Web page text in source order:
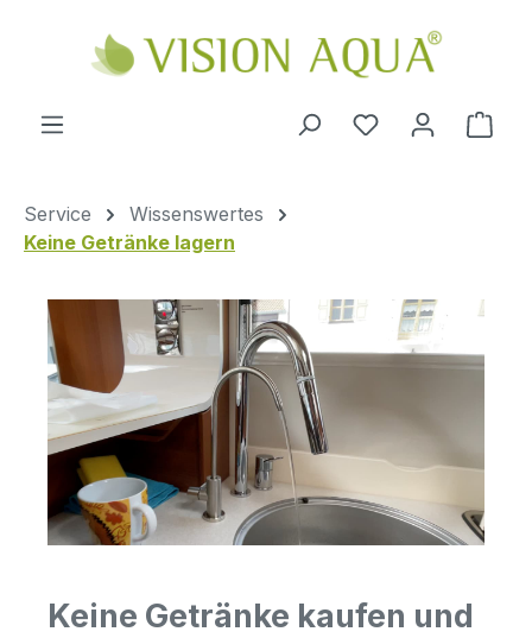
Zum Hauptinhalt springen
Service
Wissenswertes
Keine Getränke lagern
Keine Getränke kaufen und